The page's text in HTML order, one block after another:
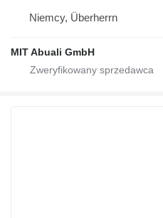
Niemcy, Überherrn
MIT Abuali GmbH